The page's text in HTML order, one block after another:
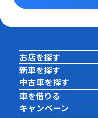
お店を探す
新車を探す
中古車を探す
車を借りる
キャンペーン